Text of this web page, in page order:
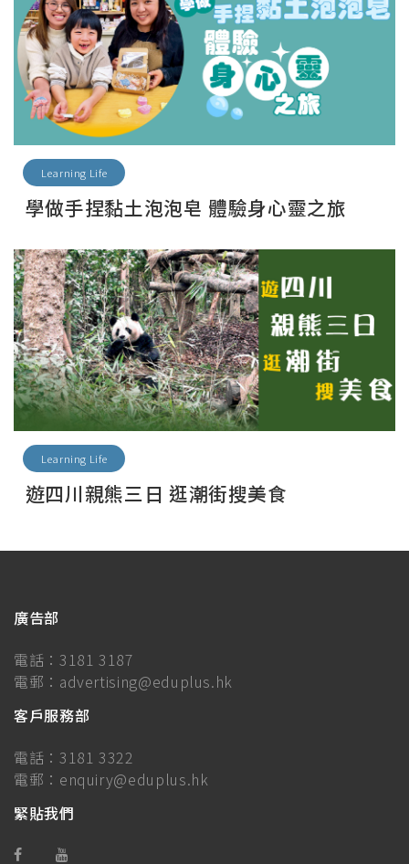
Learning Life
學做手捏黏土泡泡皂 體驗身心靈之旅
Learning Life
遊四川親熊三日 逛潮街搜美食
廣告部
電話： 3181 3187
電郵： advertising@eduplus.hk
客戶服務部
電話： 3181 3322
電郵： enquiry@eduplus.hk
緊貼我們